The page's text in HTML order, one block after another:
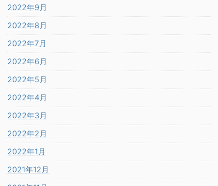
2022年9月
2022年8月
2022年7月
2022年6月
2022年5月
2022年4月
2022年3月
2022年2月
2022年1月
2021年12月